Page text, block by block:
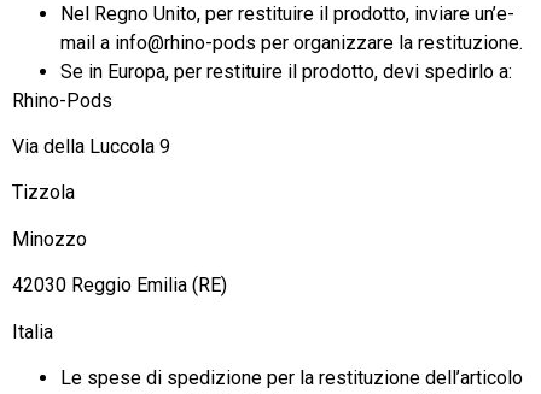
Nel Regno Unito, per restituire il prodotto, inviare un’e-
mail a info@rhino-pods per organizzare la restituzione.
Se in ​​Europa, per restituire il prodotto, devi spedirlo a:
Rhino-Pods
Via della Luccola 9
Tizzola
Minozzo
42030 Reggio Emilia (RE)
Italia
Le spese di spedizione per la restituzione dell’articolo